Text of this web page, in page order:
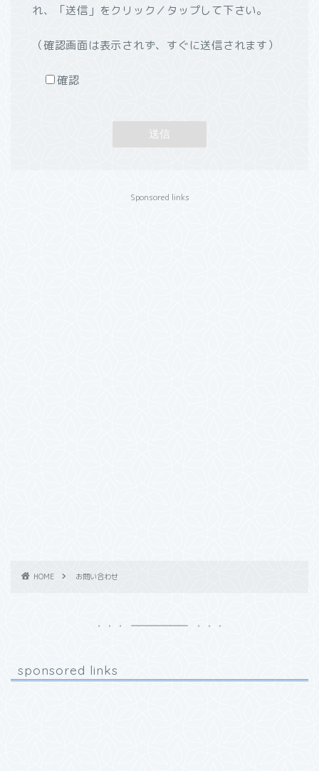
れ、「送信」をクリック／タップして下さい。
（確認画面は表示されず、すぐに送信されます）
確認
Sponsored links
HOME お問い合わせ
sponsored links